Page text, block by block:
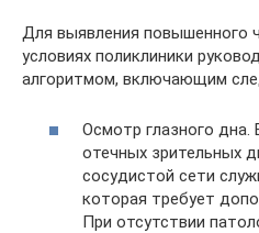
Для выявления повышенного
условиях поликлиники
алгоритмом, включающим
Осмотр глазного дна.
отечных зрительных
сосудистой сети
которая требует
При отсутствии